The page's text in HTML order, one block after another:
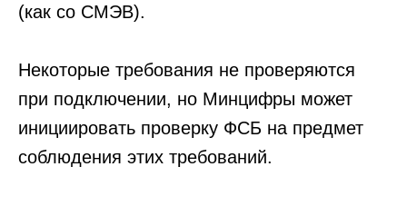
(как со СМЭВ).
Некоторые требования не проверяются
при подключении, но Минцифры может
инициировать проверку ФСБ на предмет
соблюдения этих требований.
с ЕСИА по новым
требованиям
Типовое решение
для ЕСИА
Минцифры планировало к 1 января
2025 года выпустить «шлюзовой